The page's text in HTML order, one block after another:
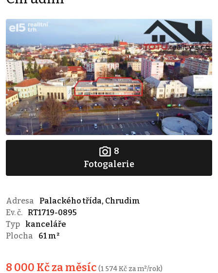
8
Fotogalerie
Adresa
Palackého třída, Chrudim
Ev. č.
RT1719-0895
Typ
kanceláře
Plocha
61 m²
8 000 Kč za měsíc (1 574 Kč za m²/rok)